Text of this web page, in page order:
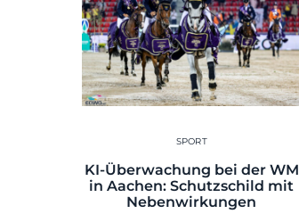
SPORT
KI-Überwachung bei der WM
in Aachen: Schutzschild mit
Nebenwirkungen